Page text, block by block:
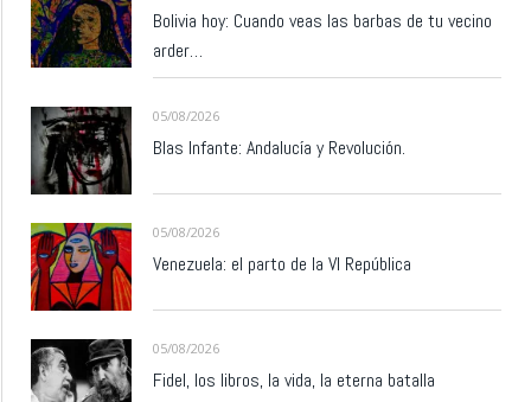
Bolivia hoy: Cuando veas las barbas de tu vecino
arder…
05/08/2026
Blas Infante: Andalucía y Revolución.
05/08/2026
Venezuela: el parto de la VI República
05/08/2026
Fidel, los libros, la vida, la eterna batalla